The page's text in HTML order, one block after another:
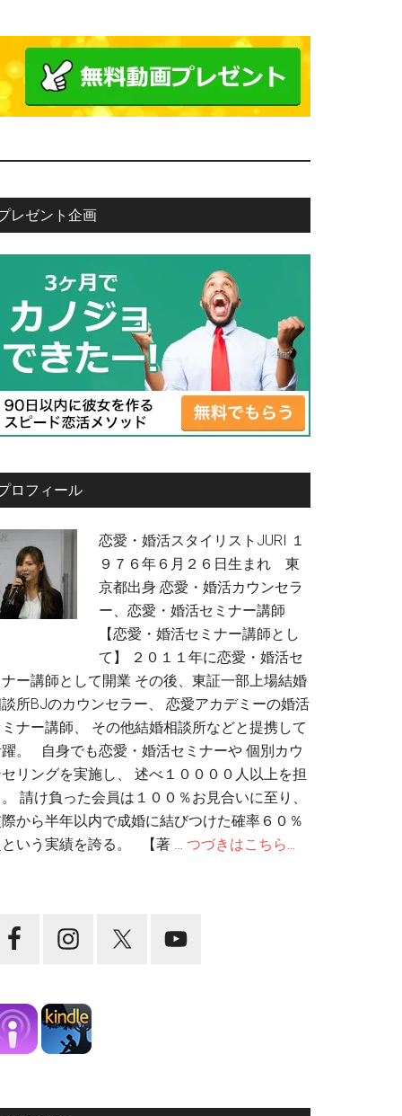
レゼント企画
ロフィール
恋愛・婚活スタイリストJURI １
９７６年６月２６日生まれ 東
京都出身 恋愛・婚活カウンセラ
ー、恋愛・婚活セミナー講師
【恋愛・婚活セミナー講師とし
て】 ２０１１年に恋愛・婚活セ
ー講師として開業 その後、東証一部上場結婚
所BJのカウンセラー、 恋愛アカデミーの婚活
ナー講師、 その他結婚相談所などと提携して
。 自身でも恋愛・婚活セミナーや 個別カウ
リングを実施し、 述べ１００００人以上を担
請け負った会員は１００％お見合いに至り、
から半年以内で成婚に結びつけた確率６０％
いう実績を誇る。 【著 … つづきはこちら...